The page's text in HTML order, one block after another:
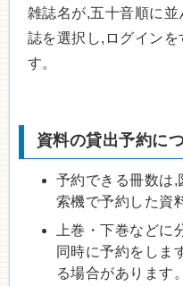
雑誌名が,五十音順に
誌を選択し,ログイン
す。
資料の貸出予約に
予約できる冊数は,
索機で予約した資
上巻・下巻などに
同時に予約をしま
る場合があります